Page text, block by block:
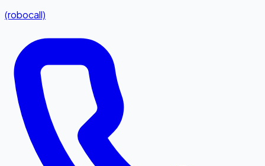
(robocall)